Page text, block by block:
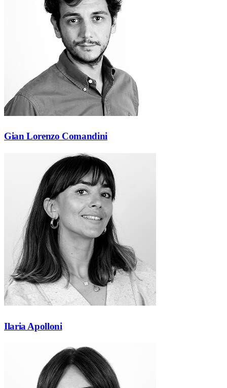
Gian Lorenzo Comandini
Ilaria Apolloni